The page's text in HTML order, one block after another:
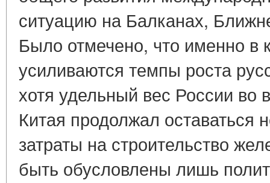
ситуацию на Балканах,
Было отмечено, что именно в
усиливаются темпы роста
хотя удельный вес России во
Китая продолжал
затраты на строительство
быть обусловлены лишь